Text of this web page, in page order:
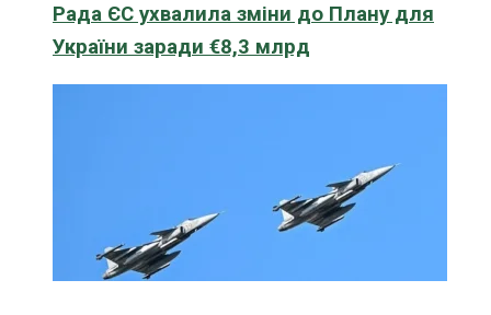
Рада ЄС ухвалила зміни до Плану для
України заради €8,3 млрд